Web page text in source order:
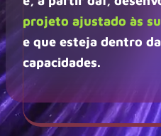
projeto ajustado às
e que esteja dentro
capacidades.